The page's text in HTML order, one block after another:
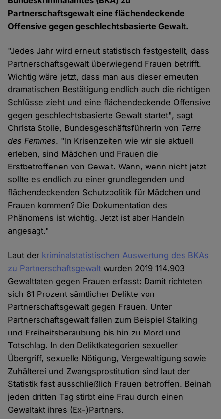
Partnerschaftsgewalt eine flächendeckende
Offensive gegen geschlechtsbasierte Gewalt.
"Jedes Jahr wird erneut statistisch festgestellt, dass
Partnerschaftsgewalt überwiegend Frauen betrifft.
Wichtig wäre jetzt, dass man aus dieser erneuten
dramatischen Bestätigung endlich auch die richtigen
Schlüsse zieht und eine flächendeckende Offensive
gegen geschlechtsbasierte Gewalt startet", sagt
Christa Stolle, Bundesgeschäftsführerin von Terre
des Femmes. "In Krisenzeiten wie wir sie aktuell
erleben, sind Mädchen und Frauen die
Erstbetroffenen von Gewalt. Wann, wenn nicht jetzt
sollte es endlich zu einer grundlegenden und
flächendeckenden Schutzpolitik für Mädchen und
Frauen kommen? Die Dokumentation des
Phänomens ist wichtig. Jetzt ist aber Handeln
angesagt."
Laut der kriminalstatistischen Auswertung des BKAs
zu Partnerschaftsgewalt wurden 2019 114.903
Gewalttaten gegen Frauen erfasst: Damit richteten
sich 81 Prozent sämtlicher Delikte von
Partnerschaftsgewalt gegen Frauen. Unter
Partnerschaftsgewalt fallen zum Beispiel Stalking
und Freiheitsberaubung bis hin zu Mord und
Totschlag. In den Deliktkategorien sexueller
Übergriff, sexuelle Nötigung, Vergewaltigung sowie
Zuhälterei und Zwangsprostitution sind laut der
Statistik fast ausschließlich Frauen betroffen. Beinah
jeden dritten Tag stirbt eine Frau durch einen
Gewaltakt ihres (Ex-)Partners.